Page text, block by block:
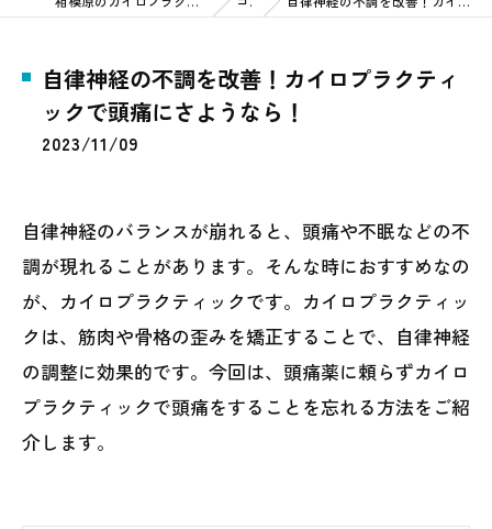
自律神経の不調を改善！カイロプラクティ
ックで頭痛にさようなら！
2023/11/09
自律神経のバランスが崩れると、頭痛や不眠などの不
調が現れることがあります。そんな時におすすめなの
が、カイロプラクティックです。カイロプラクティッ
クは、筋肉や骨格の歪みを矯正することで、自律神経
の調整に効果的です。今回は、頭痛薬に頼らずカイロ
プラクティックで頭痛をすることを忘れる方法をご紹
介します。